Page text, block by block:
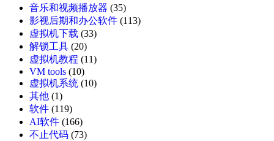
音乐和视频播放器 (35)
影视后期和办公软件 (113)
虚拟机下载 (33)
解锁工具 (20)
虚拟机教程 (11)
VM tools (10)
虚拟机系统 (10)
其他 (1)
软件 (119)
AI软件 (166)
不止代码 (73)